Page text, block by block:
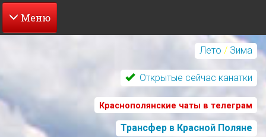
Перейти
содержанию
Лето / Зима
Открытые сейчас канатки
Краснополянские чаты в телеграм
Трансфер в Красной Поляне